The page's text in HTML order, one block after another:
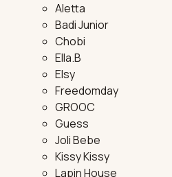
Aletta
Badi Junior
Chobi
Ella.B
Elsy
Freedomday
GROOC
Guess
Joli Bebe
Kissy Kissy
Lapin House